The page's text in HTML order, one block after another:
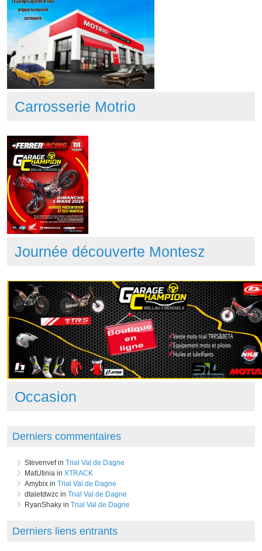
Carrosserie Motrio
Journée découverte Montesz
Occasion
Derniers commentaires
Stevenvef in Trial Val de Dagne
MatUtinia in XTRACK
Amybix in Trial Val de Dagne
dtaletdwzc in Trial Val de Dagne
RyanShaky in Trial Val de Dagne
Derniers liens entrants